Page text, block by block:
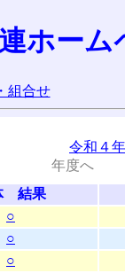
ホーム
組合せ
令和４
年度へ
結果
○
○
○